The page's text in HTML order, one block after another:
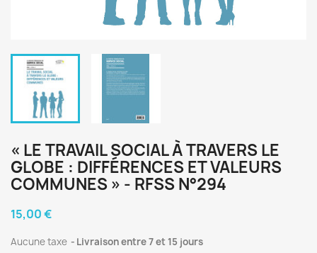
« LE TRAVAIL SOCIAL À TRAVERS LE
GLOBE : DIFFÉRENCES ET VALEURS
COMMUNES » - RFSS N°294
15,00 €
Aucune taxe Livraison entre 7 et 15 jours